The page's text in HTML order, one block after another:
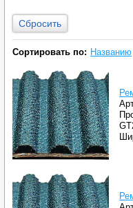
Сбросить
Сортировать по: Названию